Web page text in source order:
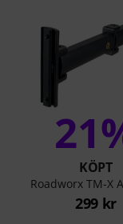
KÖPT
Roadworx TM-X
299 kr